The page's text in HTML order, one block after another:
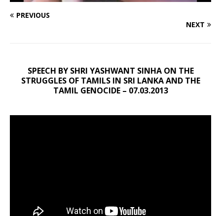
PREVIOUS
NEXT
SPEECH BY SHRI YASHWANT SINHA ON THE
STRUGGLES OF TAMILS IN SRI LANKA AND THE
TAMIL GENOCIDE – 07.03.2013